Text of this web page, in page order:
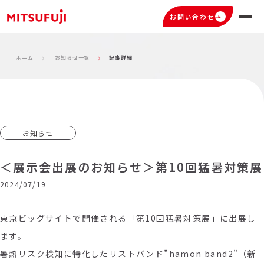
お問い合わせ
ホーム お知らせ一覧 記事詳細
お知らせ
＜展示会出展のお知らせ＞第10回猛暑対策展
2024/07/19
東京ビッグサイトで開催される「第10回猛暑対策展」に出展し
ます。
暑熱リスク検知に特化したリストバンド”hamon band2”（新